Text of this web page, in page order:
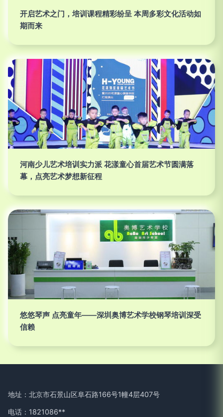
开启艺术之门，培训课程精彩纷呈 本周多彩文化活动如
期而来
河南少儿艺术培训实力派 花漾童心首届艺术节圆满落
幕，点亮艺术梦想新征程
悠悠琴声 点亮童年——深圳奥博艺术学校钢琴培训深受
信赖
地址：北京市石景山区阜石路166号1幢4层407号
电话：1821086**